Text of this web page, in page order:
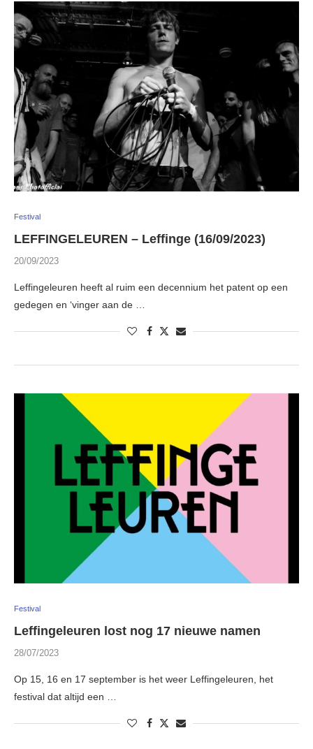
Festival
LEFFINGELEUREN – Leffinge (16/09/2023)
20/09/2023
Leffingeleuren heeft al ruim een decennium het patent op een
gedegen en ‘vinger aan de …
Festival
Leffingeleuren lost nog 17 nieuwe namen
28/07/2023
Op 15, 16 en 17 september is het weer Leffingeleuren, het
festival dat altijd een …